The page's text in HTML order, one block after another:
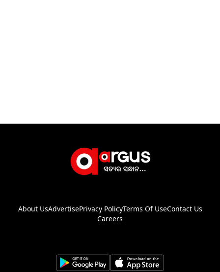
About UsAdvertisePrivacy PolicyTerms Of UseContact Us
Careers